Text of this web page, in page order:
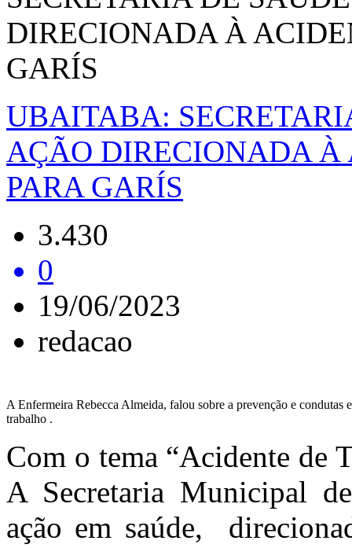
DIRECIONADA À
GARÍS
UBAITABA:
AÇÃO DIRECIONADA
PARA GARÍS
3.430
0
19/06/2023
redacao
A Enfermeira Rebecca Almeida, falou sobre a prevenção e condutas
trabalho .
Com o tema “Acidente de
A Secretaria Municipal
ação em saúde,